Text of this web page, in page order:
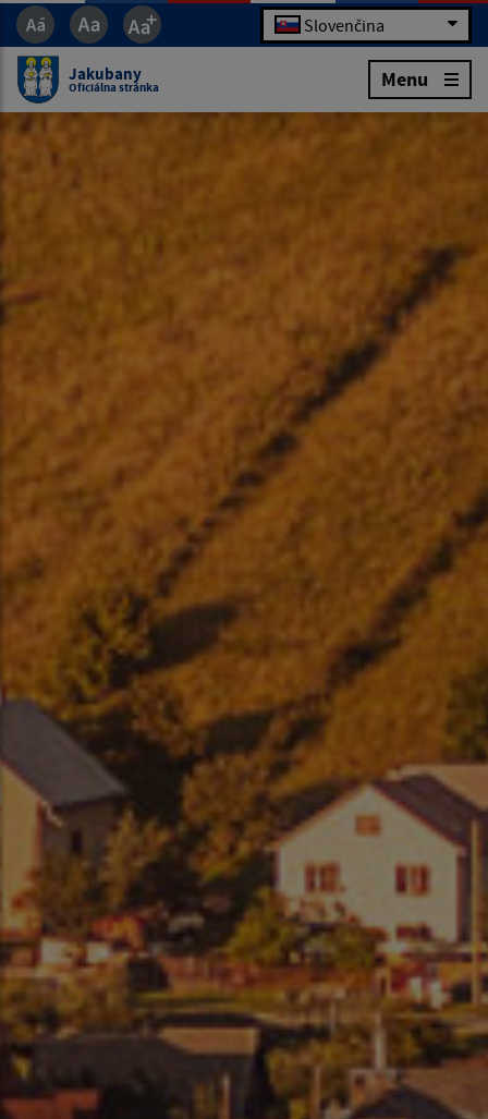
Slovenčina
Jakubany
Oficiálna stránka Menu